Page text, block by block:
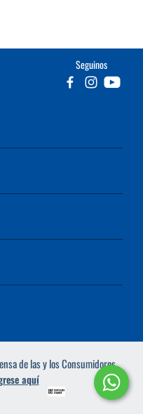
Seguinos
de las y los Consumidores.
aquí